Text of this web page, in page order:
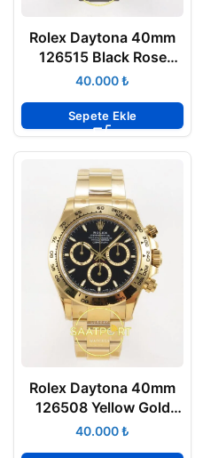
Rolex Daytona 40mm
126515 Black Rose
Gold Oysterflex ERF
₺
Sepete Ekle
Rolex Daytona 40mm
126508 Yellow Gold
Black Subdial Oyster
₺